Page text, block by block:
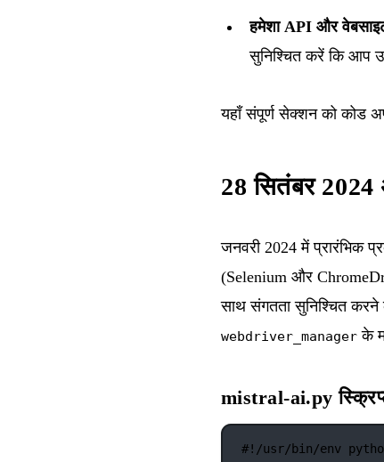
हमेशा API और
सुनिश्चित करें कि आप
यहाँ संपूर्ण सेक्शन को कोड
28 सितंबर
जनवरी 2024 में प्रारंभिक
(Selenium और
साथ संगतता सुनिश्चित
webdriver_manager के
mistral-ai.py
#!/usr/bin/env